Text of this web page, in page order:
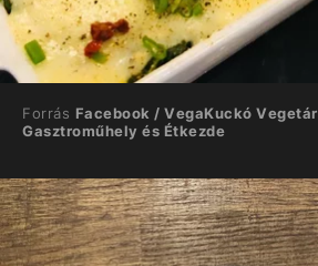
Forrás Facebook / VegaKuckó
Gasztroműhely és Étkezde